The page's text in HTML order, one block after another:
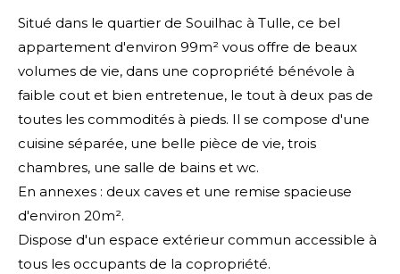
Situé dans le quartier de Souilhac à Tulle, ce bel
appartement d'environ 99m² vous offre de beaux
volumes de vie, dans une copropriété bénévole à
faible cout et bien entretenue, le tout à deux pas de
toutes les commodités à pieds. Il se compose d'une
cuisine séparée, une belle pièce de vie, trois
chambres, une salle de bains et wc.
En annexes : deux caves et une remise spacieuse
d'environ 20m².
Dispose d'un espace extérieur commun accessible à
tous les occupants de la copropriété.